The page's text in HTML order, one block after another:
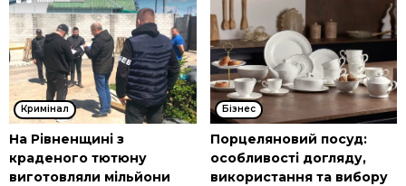
Кримінал
На Рівненщині з
краденого тютюну
виготовляли мільйони
Бізнес
Порцеляновий посуд:
особливості догляду,
використання та вибору